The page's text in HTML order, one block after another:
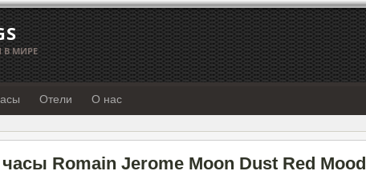
В МИРЕ
Отели О нас
Romain Jerome Moon Dust Red Mood